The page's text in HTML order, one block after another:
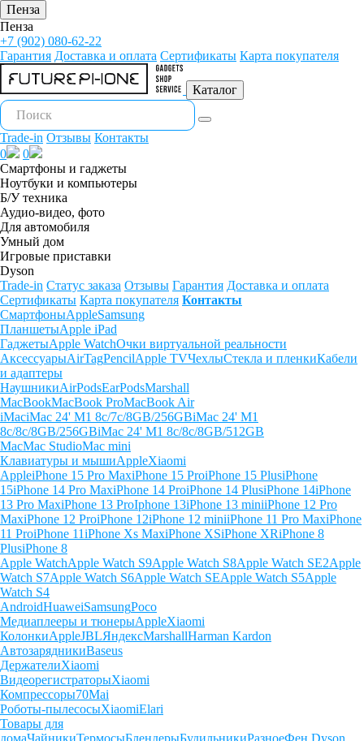
Пенза
Пенза
+7 (902) 080-62-22
Гарантия Доставка и оплата Сертификаты Карта покупателя
Каталог
Trade-in Отзывы Контакты
0
0
Смартфоны и гаджеты
Ноутбуки и компьютеры
Б/У техника
Аудио-видео, фото
Для автомобиля
Умный дом
Игровые приставки
Dyson
Trade-in Статус заказа Отзывы Гарантия Доставка и оплата
Сертификаты Карта покупателя Контакты
СмартфоныAppleSamsung
ПланшетыApple iPad
ГаджетыApple WatchОчки виртуальной реальности
АксессуарыAirTagPencilApple TVЧехлыСтекла и пленкиКабели
и адаптеры
НаушникиAirPodsEarPodsMarshall
MacBookMacBook ProMacBook Air
iMaciMac 24' M1 8c/7c/8GB/256GBiMac 24' M1
8c/8c/8GB/256GBiMac 24' M1 8c/8c/8GB/512GB
MacMac StudioMac mini
Клавиатуры и мышиAppleXiaomi
AppleiPhone 15 Pro MaxiPhone 15 ProiPhone 15 PlusiPhone
15iPhone 14 Pro MaxiPhone 14 ProiPhone 14 PlusiPhone 14iPhone
13 Pro MaxiPhone 13 ProIphone 13iPhone 13 miniiPhone 12 Pro
MaxiPhone 12 ProiPhone 12iPhone 12 miniiPhone 11 Pro MaxiPhone
11 ProiPhone 11iPhone Xs MaxiPhone XSiPhone XRiPhone 8
PlusiPhone 8
Apple WatchApple Watch S9Apple Watch S8Apple Watch SE2Apple
Watch S7Apple Watch S6Apple Watch SEApple Watch S5Apple
Watch S4
AndroidHuaweiSamsungPoco
Медиаплееры и тюнерыAppleXiaomi
КолонкиAppleJBLЯндексMarshallHarman Kardon
АвтозарядникиBaseus
ДержателиXiaomi
ВидеорегистраторыXiaomi
Компрессоры70Mai
Роботы-пылесосыXiaomiElari
Товары для
домаЧайникиТермосыБлендерыБудильникиРазноеФен Dyson